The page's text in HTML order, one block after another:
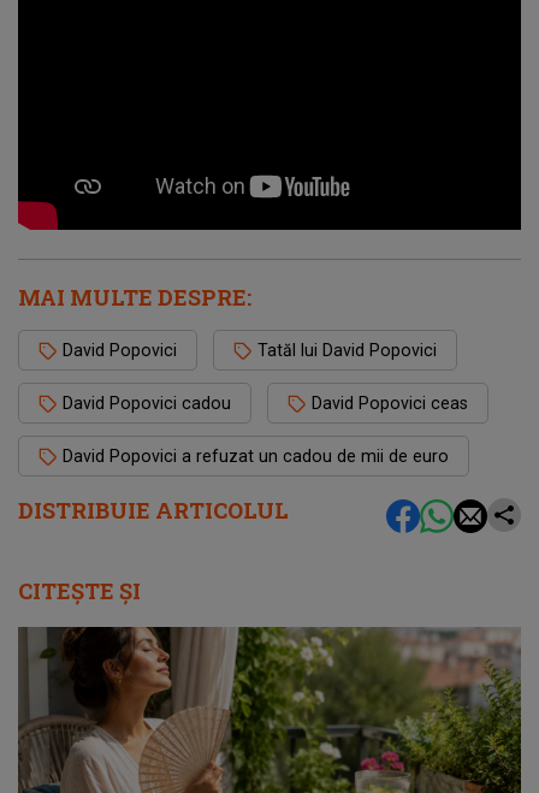
DISTRIBUIE ARTICOLUL
MAI MULTE DESPRE:
David Popovici Tatăl lui David Popovici
David Popovici cadou David Popovici ceas
David Popovici a refuzat un cadou de mii de euro
CITEȘTE ȘI